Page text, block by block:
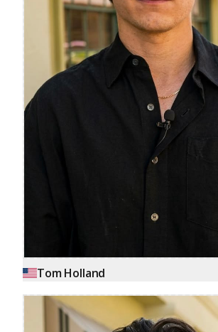
Tom Holland